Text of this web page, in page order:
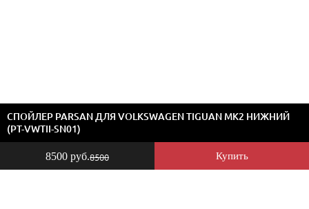
8500 руб.8500 Купить
СПОЙЛЕР PARSAN ДЛЯ VOLKSWAGEN TIGUAN MK2 НИЖНИЙ
(PT-VWTII-SN01)